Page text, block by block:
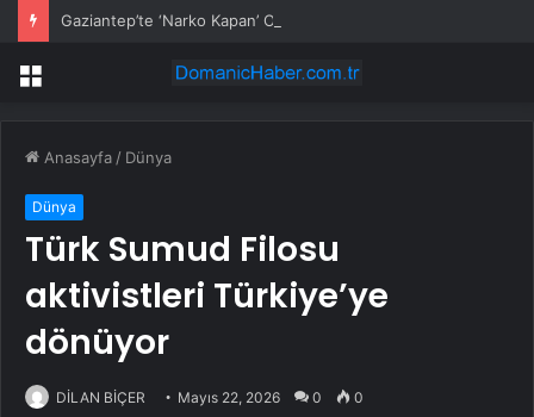
Menü
Anasayfa / Dünya
Dünya
Türk Sumud Filosu
aktivistleri Türkiye’ye
dönüyor
DİLAN BİÇER Mayıs 22, 2026 0 0